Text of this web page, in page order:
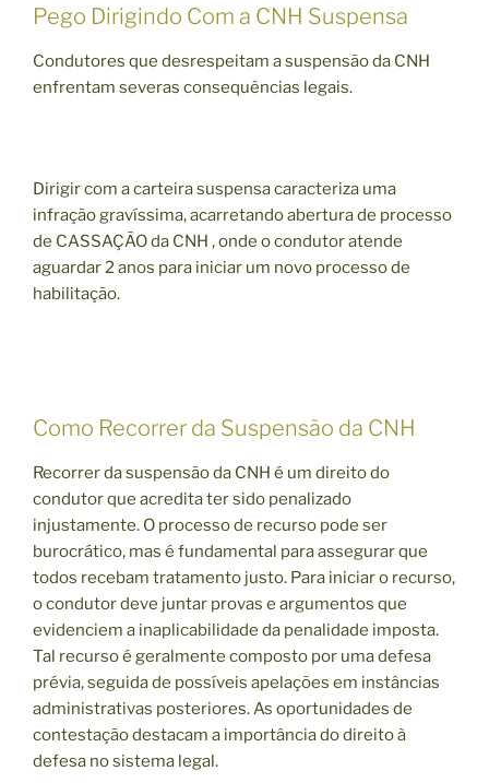
Pego Dirigindo Com a CNH Suspensa
Condutores que desrespeitam a suspensão da CNH
enfrentam severas consequências legais.
Dirigir com a carteira suspensa caracteriza uma
infração gravíssima, acarretando abertura de processo
de CASSAÇÃO da CNH , onde o condutor atende
aguardar 2 anos para iniciar um novo processo de
habilitação.
Como Recorrer da Suspensão da CNH
Recorrer da suspensão da CNH é um direito do
condutor que acredita ter sido penalizado
injustamente. O processo de recurso pode ser
burocrático, mas é fundamental para assegurar que
todos recebam tratamento justo. Para iniciar o recurso,
o condutor deve juntar provas e argumentos que
evidenciem a inaplicabilidade da penalidade imposta.
Tal recurso é geralmente composto por uma defesa
prévia, seguida de possíveis apelações em instâncias
administrativas posteriores. As oportunidades de
contestação destacam a importância do direito à
defesa no sistema legal.